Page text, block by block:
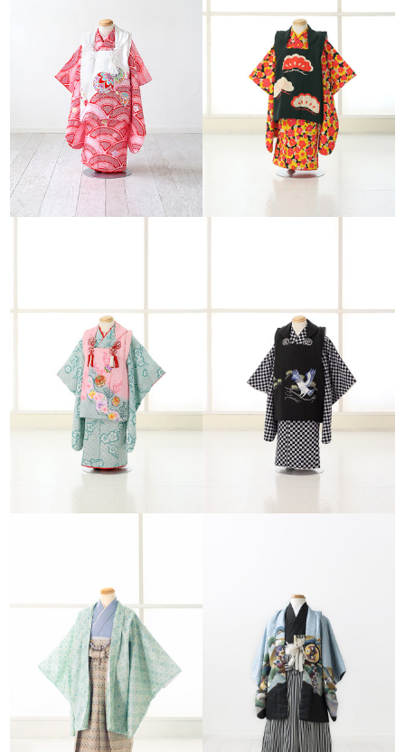
普段とはちょっと違う『特別な日常へ』。 さりげない一瞬を感動に変
える写真館…それがスタジオポストです。